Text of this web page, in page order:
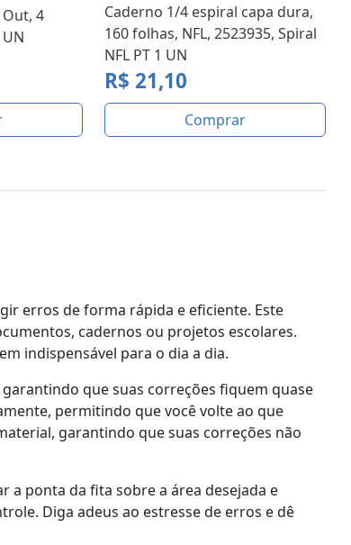
4
Caderno 1/4 espiral capa dura,
160 folhas, NFL, 2523935, Spiral
NFL PT 1 UN
R$ 21,10
Comprar
erros de forma rápida e eficiente. Este
cadernos ou projetos escolares.
indispensável para o dia a dia.
que suas correções fiquem quase
permitindo que você volte ao que
garantindo que suas correções não
a ponta da fita sobre a área desejada e
Diga adeus ao estresse de erros e dê